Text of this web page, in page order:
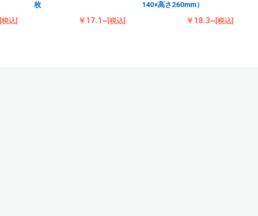
[税込]
枚
￥17.1~[税込]
140×高さ260mm）
￥18.3~[税込]